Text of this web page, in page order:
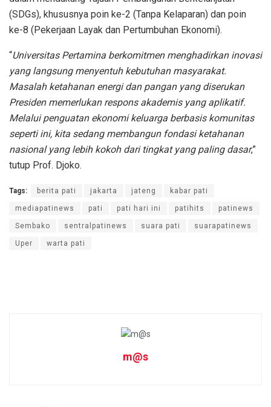
(SDGs), khususnya poin ke-2 (Tanpa Kelaparan) dan poin
ke-8 (Pekerjaan Layak dan Pertumbuhan Ekonomi).
“Universitas Pertamina berkomitmen menghadirkan inovasi
yang langsung menyentuh kebutuhan masyarakat.
Masalah ketahanan energi dan pangan yang diserukan
Presiden memerlukan respons akademis yang aplikatif.
Melalui penguatan ekonomi keluarga berbasis komunitas
seperti ini, kita sedang membangun fondasi ketahanan
nasional yang lebih kokoh dari tingkat yang paling dasar,”
tutup Prof. Djoko.
Tags: berita pati jakarta jateng kabar pati
mediapatinews pati pati hari ini patihits patinews
Sembako sentralpatinews suara pati suarapatinews
Uper warta pati
m@s